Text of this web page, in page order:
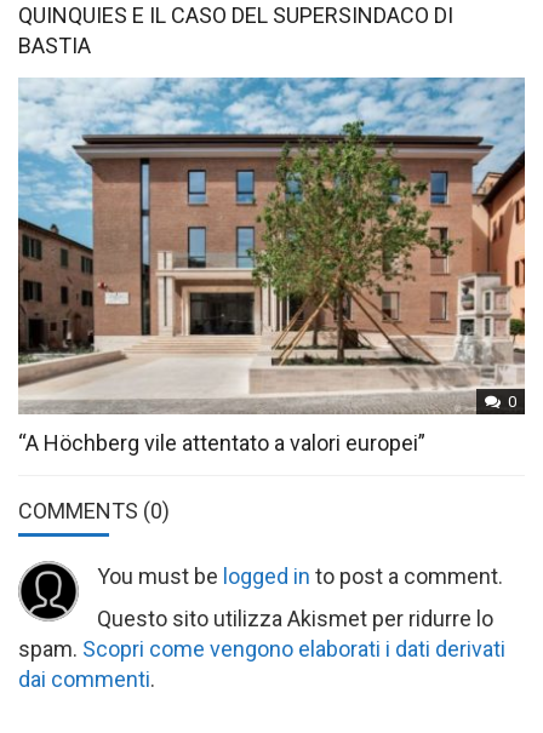
QUINQUIES E IL CASO DEL SUPERSINDACO DI
BASTIA
0
“A Höchberg vile attentato a valori europei”
COMMENTS (0)
You must be logged in to post a comment.
Questo sito utilizza Akismet per ridurre lo
spam. Scopri come vengono elaborati i dati derivati
dai commenti.